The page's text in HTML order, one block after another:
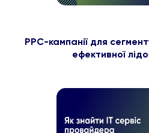
PPC-кампанії для
ефективної